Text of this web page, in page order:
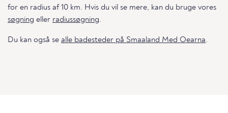
for en radius af 10 km. Hvis du vil se mere, kan du bruge vores
søgning eller radiussøgning.
Du kan også se alle badesteder på Smaaland Med Oearna.